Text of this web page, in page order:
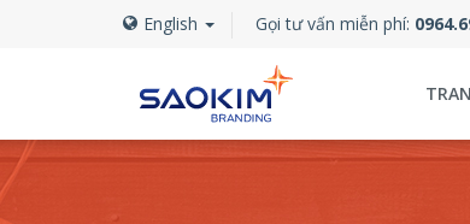
English Gọi tư vấn miễn phí: